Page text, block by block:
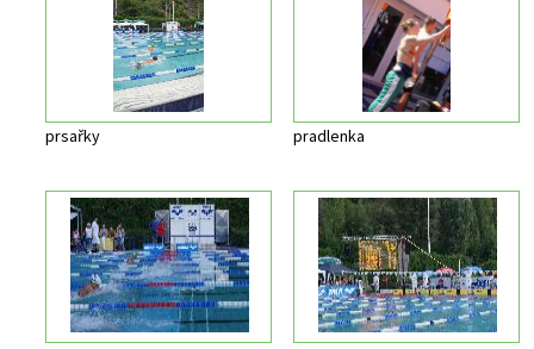
prsařky pradlenka